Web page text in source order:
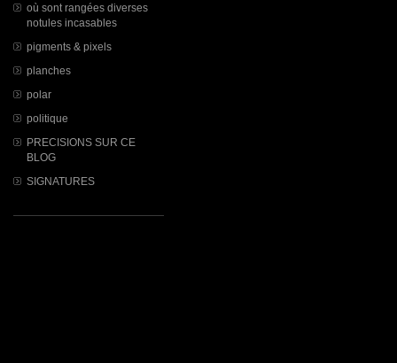
où sont rangées diverses
notules incasables
pigments & pixels
planches
polar
politique
PRECISIONS SUR CE
BLOG
SIGNATURES